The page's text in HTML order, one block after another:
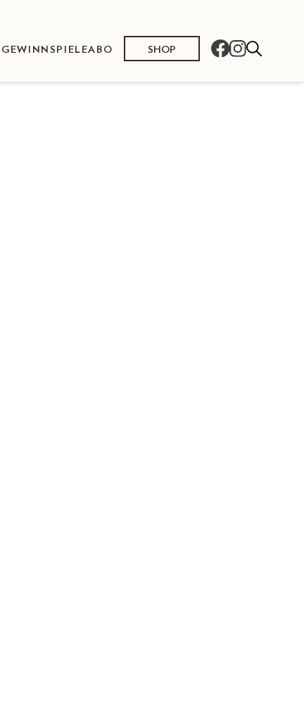
GEWINNSPIELEABO SHOP